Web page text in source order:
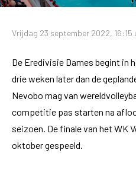
Vrijdag 23 september 2022, 16:15
De Eredivisie Dames begint in
drie weken later dan de
Nevobo mag van
competitie pas starten na
seizoen. De finale van het WK
oktober gespeeld.